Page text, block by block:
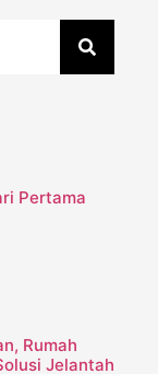
Pertama
Rumah
Jelantah